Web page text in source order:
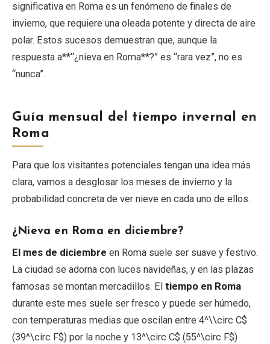
significativa en Roma es un fenómeno de finales de
invierno, que requiere una oleada potente y directa de aire
polar. Estos sucesos demuestran que, aunque la
respuesta a**“¿nieva en Roma**?” es “rara vez”, no es
“nunca”.
Guía mensual del tiempo invernal en
Roma
Para que los visitantes potenciales tengan una idea más
clara, vamos a desglosar los meses de invierno y la
probabilidad concreta de ver nieve en cada uno de ellos.
¿Nieva en Roma en diciembre?
El mes de diciembre en Roma suele ser suave y festivo.
La ciudad se adorna con luces navideñas, y en las plazas
famosas se montan mercadillos. El tiempo en Roma
durante este mes suele ser fresco y puede ser húmedo,
con temperaturas medias que oscilan entre 4^\\circ C$
(39^\circ F$) por la noche y 13^\circ C$ (55^\circ F$)